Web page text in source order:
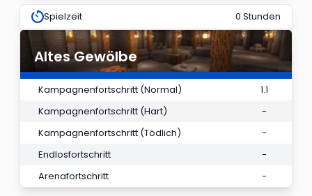
Spielzeit 0 Stunden
Altes Gewölbe
Kampagnenfortschritt (Normal)
1.1
Kampagnenfortschritt (Hart)
-
Kampagnenfortschritt (Tödlich)
-
Endlosfortschritt
-
Arenafortschritt
-